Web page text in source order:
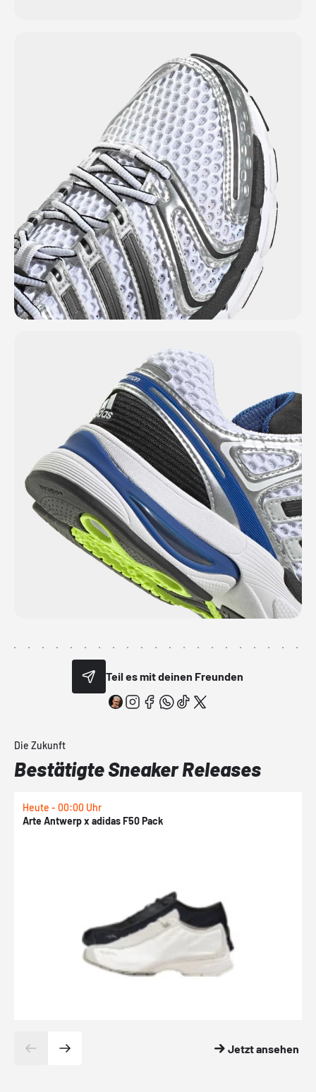
Teil es mit deinen Freunden
Die Zukunft
Bestätigte Sneaker Releases
Heute - 00:00 Uhr
Arte Antwerp x adidas F50 Pack
Jetzt ansehen